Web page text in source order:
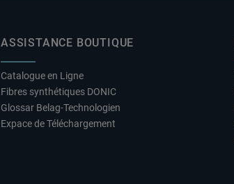
ASSISTANCE BOUTIQUE
Catalogue en Ligne
Fibres synthétiques DONIC
Glossar Belag-Technologien
Expace de Téléchargement